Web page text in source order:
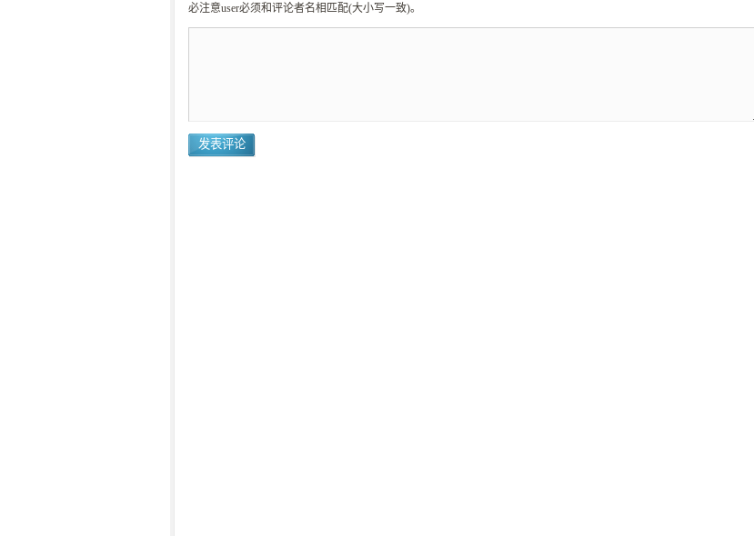
必注意user必须和评论者名相匹配(大小写一致)。